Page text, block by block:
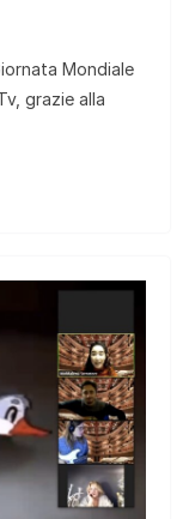
Mondiale
grazie alla